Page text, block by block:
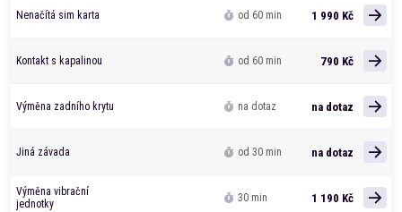
Nenačítá sim karta od 60 min 1 990 Kč
Kontakt s kapalinou od 60 min 790 Kč
Výměna zadního krytu na dotaz na dotaz
Jiná závada od 30 min na dotaz
Výměna vibrační
jednotky
30 min 1 190 Kč